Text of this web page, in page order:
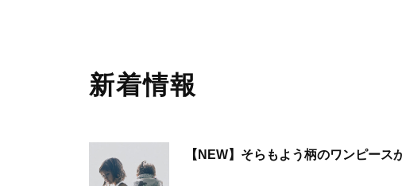
新着情報
【NEW】そらもよう柄のワンピース